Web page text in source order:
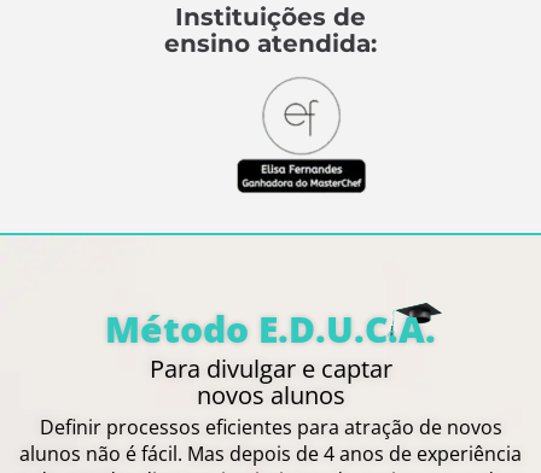
Instituições de
ensino atendida:
Método E.D.U.C.A.
Para divulgar e captar
novos alunos
Definir processos eficientes para atração de novos
alunos não é fácil. Mas depois de 4 anos de experiência